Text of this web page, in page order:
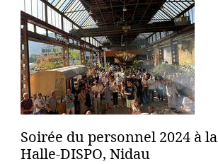
Soirée du personnel 2024 à la
Halle-DISPO, Nidau